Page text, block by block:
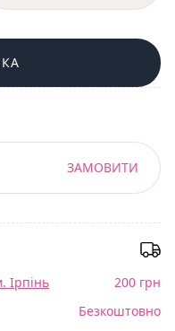
ЗАМОВИТИ
Ірпінь
200 грн
Безкоштовно